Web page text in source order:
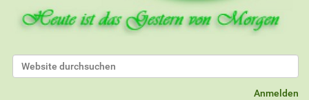
Website durchsuchen
Anmelden